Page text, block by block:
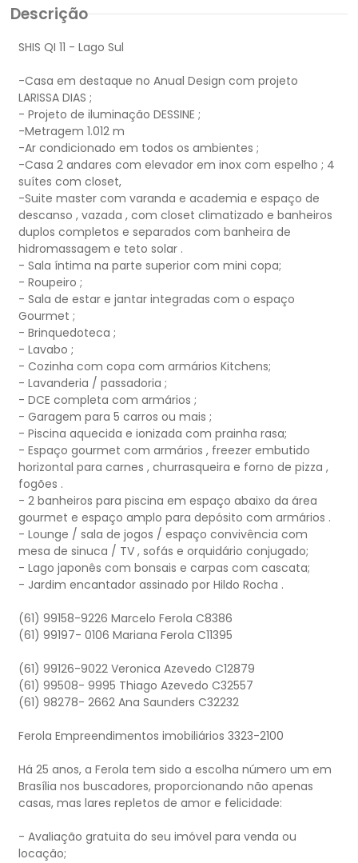
Descrição
SHIS QI 11 - Lago Sul
-Casa em destaque no Anual Design com projeto
LARISSA DIAS ;
- Projeto de iluminação DESSINE ;
-Metragem 1.012 m
-Ar condicionado em todos os ambientes ;
-Casa 2 andares com elevador em inox com espelho ; 4
suítes com closet,
-Suite master com varanda e academia e espaço de
descanso , vazada , com closet climatizado e banheiros
duplos completos e separados com banheira de
hidromassagem e teto solar .
- Sala íntima na parte superior com mini copa;
- Roupeiro ;
- Sala de estar e jantar integradas com o espaço
Gourmet ;
- Brinquedoteca ;
- Lavabo ;
- Cozinha com copa com armários Kitchens;
- Lavanderia / passadoria ;
- DCE completa com armários ;
- Garagem para 5 carros ou mais ;
- Piscina aquecida e ionizada com prainha rasa;
- Espaço gourmet com armários , freezer embutido
horizontal para carnes , churrasqueira e forno de pizza ,
fogões .
- 2 banheiros para piscina em espaço abaixo da área
gourmet e espaço amplo para depósito com armários .
- Lounge / sala de jogos / espaço convivência com
mesa de sinuca / TV , sofás e orquidário conjugado;
- Lago japonês com bonsais e carpas com cascata;
- Jardim encantador assinado por Hildo Rocha .
(61) 99158-9226 Marcelo Ferola C8386
(61) 99197- 0106 Mariana Ferola C11395
(61) 99126-9022 Veronica Azevedo C12879
(61) 99508- 9995 Thiago Azevedo C32557
(61) 98278- 2662 Ana Saunders C32232
Ferola Empreendimentos imobiliários 3323-2100
Há 25 anos, a Ferola tem sido a escolha número um em
Brasília nos buscadores, proporcionando não apenas
casas, mas lares repletos de amor e felicidade:
- Avaliação gratuita do seu imóvel para venda ou
locação;